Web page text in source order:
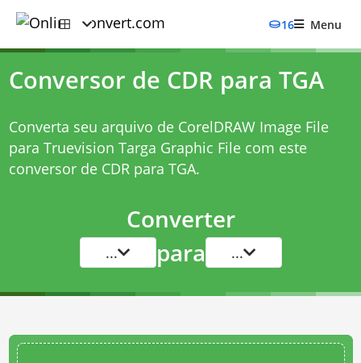
16 Menu
Conversor de CDR para TGA
Converta seu arquivo de CorelDRAW Image File
para Truevision Targa Graphic File com este
conversor de CDR para TGA.
Converter
... para ...